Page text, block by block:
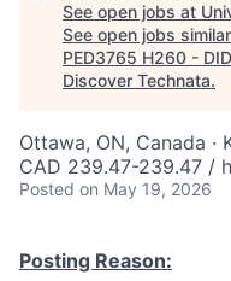
See open jobs at
See open jobs
PED3765 H260 -
Discover Technata.
Ottawa, ON, Canada ·
CAD 239.47-239.47 /
Posted on May 19, 2026
Posting Reason: